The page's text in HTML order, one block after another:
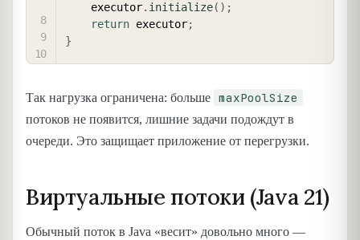
    executor
. initialize( ) ;
return executor;
}
Так нагрузка ограничена: больше maxPoolSize
потоков не появится, лишние задачи подождут в
очереди. Это защищает приложение от перегрузки.
Виртуальные потоки (Java 21)
Обычный поток в Java «весит» довольно много —